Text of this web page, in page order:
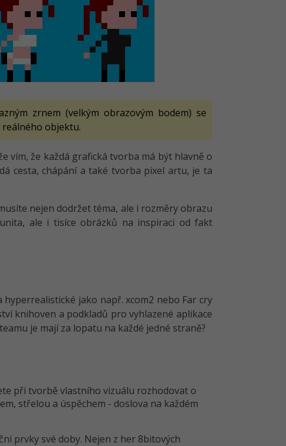
zrnem (velkým obrazovým bodem) se
objektu.
vím, že každá grafická tvorba má být hlavně o
cesta, chápání a také tvorba pixel artu, je ta
nejen dodržet téma, ale i rozměry obrazu
ale i tisíce obrázků na inspiraci od fakt
jako např. xcom2 nebo Far cry
knihoven a podkladů pro vyhlazené aplikace
je mají za lopatu na každé jedné straně?
při tvorbě vlastního vizuálu rozhodovat o
střelou a úspěchem - doslova na každém
prvky své doby. Nejen z her 8bitových